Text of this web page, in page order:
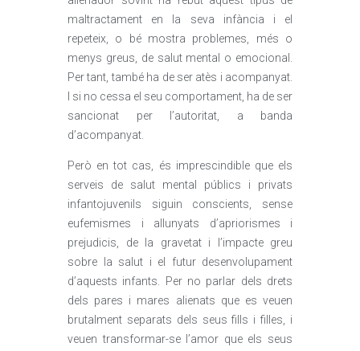
maltractament en la seva infància i el
repeteix, o bé mostra problemes, més o
menys greus, de salut mental o emocional.
Per tant, també ha de ser atès i acompanyat.
I si no cessa el seu comportament, ha de ser
sancionat per l’autoritat, a banda
d’acompanyat.
Però en tot cas, és imprescindible que els
serveis de salut mental públics i privats
infantojuvenils siguin conscients, sense
eufemismes i allunyats d’apriorismes i
prejudicis, de la gravetat i l’impacte greu
sobre la salut i el futur desenvolupament
d’aquests infants. Per no parlar dels drets
dels pares i mares alienats que es veuen
brutalment separats dels seus fills i filles, i
veuen transformar-se l’amor que els seus